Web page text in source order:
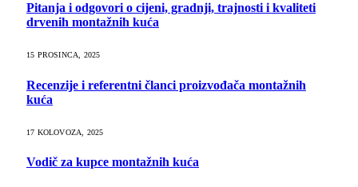
Pitanja i odgovori o cijeni, gradnji, trajnosti i kvaliteti
drvenih montažnih kuća
15 PROSINCA, 2025
Recenzije i referentni članci proizvođača montažnih
kuća
17 KOLOVOZA, 2025
Vodič za kupce montažnih kuća